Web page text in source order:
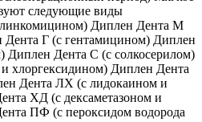
следующие виды
Диплен Дента М
Дента Г (с гентамицином) Диплен
Дента С (с солкосерилом)
хлоргексидином) Диплен Дента
Дента ЛХ (с лидокаином и
ХД (с дексаметазоном и
ПФ (с пероксидом водорода